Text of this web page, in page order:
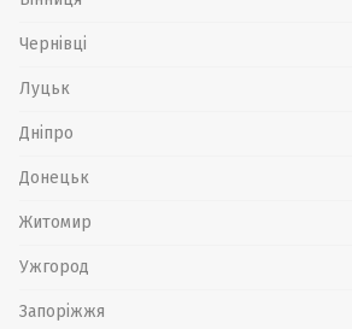
Чернівці
Луцьк
Дніпро
Донецьк
Житомир
Ужгород
Запоріжжя